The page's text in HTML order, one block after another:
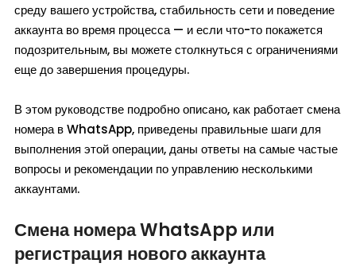
среду вашего устройства, стабильность сети и поведение
аккаунта во время процесса — и если что-то покажется
подозрительным, вы можете столкнуться с ограничениями
еще до завершения процедуры.
В этом руководстве подробно описано, как работает смена
номера в WhatsApp, приведены правильные шаги для
выполнения этой операции, даны ответы на самые частые
вопросы и рекомендации по управлению несколькими
аккаунтами.
Смена номера WhatsApp или
регистрация нового аккаунта